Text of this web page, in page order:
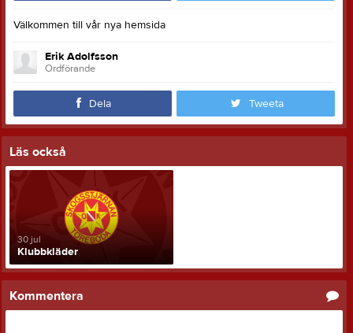
Välkommen till vår nya hemsida
Erik Adolfsson
Ordförande
Dela Tweeta
Läs också
30 jul
Klubbkläder
Kommentera